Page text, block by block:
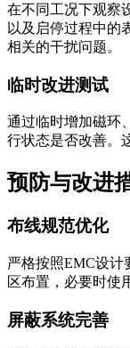
在不同工况下观察
以及启停过程中的
相关的干扰问题。
临时改进测试
通过临时增加磁环
行状态是否改善。
预防与改进
布线规范优化
严格按照EMC设计
区布置，必要时使
屏蔽系统完善